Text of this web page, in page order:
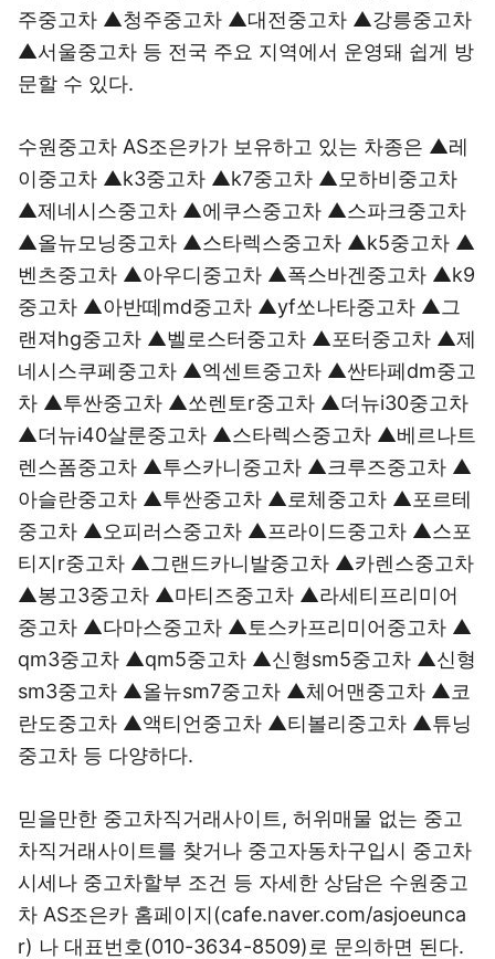
주중고차 ▲청주중고차 ▲대전중고차 ▲강릉중고차
▲서울중고차 등 전국 주요 지역에서 운영돼 쉽게 방
문할 수 있다.
수원중고차 AS조은카가 보유하고 있는 차종은 ▲레
이중고차 ▲k3중고차 ▲k7중고차 ▲모하비중고차
▲제네시스중고차 ▲에쿠스중고차 ▲스파크중고차
▲올뉴모닝중고차 ▲스타렉스중고차 ▲k5중고차 ▲
벤츠중고차 ▲아우디중고차 ▲폭스바겐중고차 ▲k9
중고차 ▲아반떼md중고차 ▲yf쏘나타중고차 ▲그
랜져hg중고차 ▲벨로스터중고차 ▲포터중고차 ▲제
네시스쿠페중고차 ▲엑센트중고차 ▲싼타페dm중고
차 ▲투싼중고차 ▲쏘렌토r중고차 ▲더뉴i30중고차
▲더뉴i40살룬중고차 ▲스타렉스중고차 ▲베르나트
렌스폼중고차 ▲투스카니중고차 ▲크루즈중고차 ▲
아슬란중고차 ▲투싼중고차 ▲로체중고차 ▲포르테
중고차 ▲오피러스중고차 ▲프라이드중고차 ▲스포
티지r중고차 ▲그랜드카니발중고차 ▲카렌스중고차
▲봉고3중고차 ▲마티즈중고차 ▲라세티프리미어
중고차 ▲다마스중고차 ▲토스카프리미어중고차 ▲
qm3중고차 ▲qm5중고차 ▲신형sm5중고차 ▲신형
sm3중고차 ▲올뉴sm7중고차 ▲체어맨중고차 ▲코
란도중고차 ▲액티언중고차 ▲티볼리중고차 ▲튜닝
중고차 등 다양하다.
믿을만한 중고차직거래사이트, 허위매물 없는 중고
차직거래사이트를 찾거나 중고자동차구입시 중고차
시세나 중고차할부 조건 등 자세한 상담은 수원중고
차 AS조은카 홈페이지(cafe.naver.com/asjoeunca
r) 나 대표번호(010-3634-8509)로 문의하면 된다.